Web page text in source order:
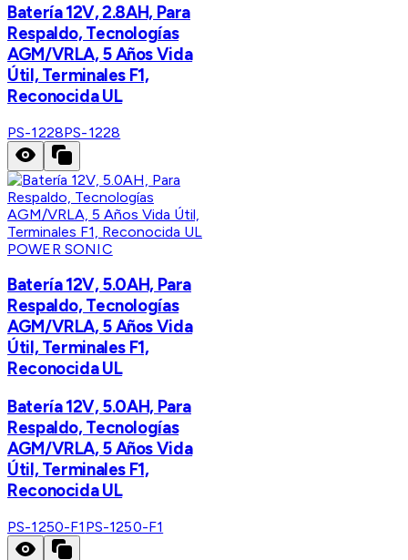
Batería 12V, 2.8AH, Para
Respaldo, Tecnologías
AGM/VRLA, 5 Años Vida
Útil, Terminales F1,
Reconocida UL
PS-1228PS-1228
POWER SONIC
Batería 12V, 5.0AH, Para
Respaldo, Tecnologías
AGM/VRLA, 5 Años Vida
Útil, Terminales F1,
Reconocida UL
Batería 12V, 5.0AH, Para
Respaldo, Tecnologías
AGM/VRLA, 5 Años Vida
Útil, Terminales F1,
Reconocida UL
PS-1250-F1 PS-1250-F1